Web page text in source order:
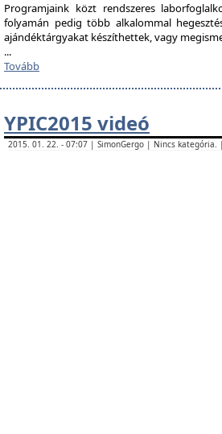
Programjaink közt rendszeres
folyamán pedig több alkalommal
ajándéktárgyakat készíthettek, vagy
...
Tovább
YPIC2015 videó
2015. 01. 22. - 07:07 | SimonGergo | Nincs kategória. |